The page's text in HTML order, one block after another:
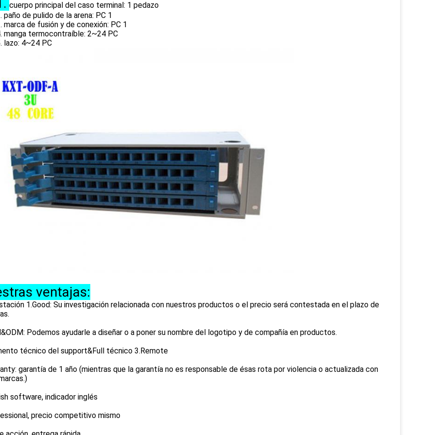
cuerpo principal del caso terminal: 1 pedazo
paño de pulido de la arena: PC 1
marca de fusión y de conexión: PC 1
manga termocontraíble: 2~24 PC
4~24 PC
ventajas:
1.Good: Su investigación relacionada con nuestros productos o el precio será contestada en el plazo de
Podemos ayudarle a diseñar o a poner su nombre del logotipo y de compañía en productos.
técnico del support&Full técnico 3.Remote
garantía de 1 año (mientras que la garantía no es responsable de ésas rota por violencia o actualizada con
software, indicador inglés
precio competitivo mismo